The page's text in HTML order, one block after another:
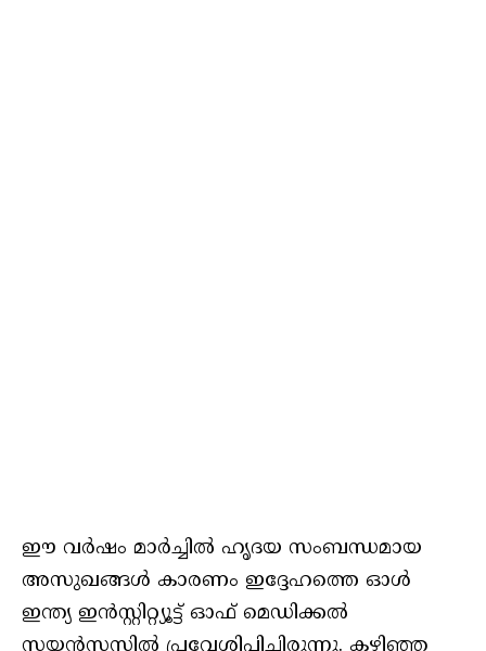
ഈ വര്‍ഷം മാര്‍ച്ചില്‍ ഹൃദയ സംബന്ധമായ
അസുഖങ്ങള്‍ കാരണം ഇദ്ദേഹത്തെ ഓള്‍
ഇന്ത്യ ഇന്‍സ്റ്റിറ്റ്യൂട്ട് ഓഫ് മെഡിക്കല്‍